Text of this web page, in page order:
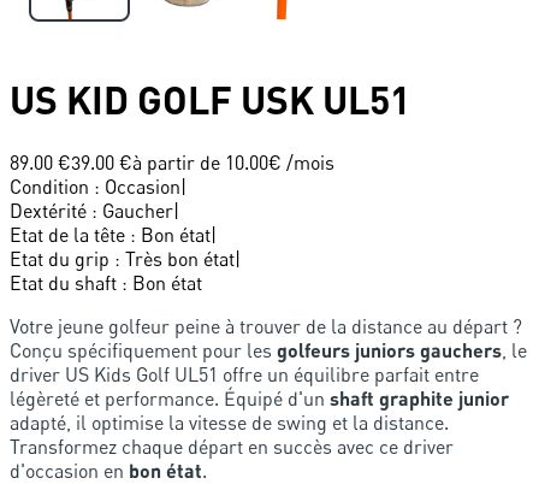
US KID GOLF USK UL51
89.00 €39.00 €à partir de 10.00€ /mois
Condition : Occasion|
Dextérité : Gaucher|
Etat de la tête : Bon état|
Etat du grip : Très bon état|
Etat du shaft : Bon état
Votre jeune golfeur peine à trouver de la distance au départ ?
Conçu spécifiquement pour les golfeurs juniors gauchers , le
driver US Kids Golf UL51 offre un équilibre parfait entre
légèreté et performance. Équipé d'un shaft graphite junior
adapté, il optimise la vitesse de swing et la distance.
Transformez chaque départ en succès avec ce driver
d'occasion en bon état.